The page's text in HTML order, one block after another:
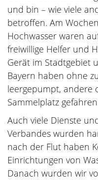
und bin – wie viele
betroffen. Am
Hochwasser waren
freiwillige Helfer und
Gerät im Stadtgebiet
Bayern haben ohne
leergepumpt, andere
Sammelplatz
Auch viele Dienste
Verbandes wurden
nach der Flut haben
Einrichtungen von
Danach wurden wir